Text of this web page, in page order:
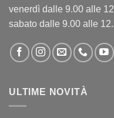
venerdì dalle 9.00 alle
sabato dalle 9.00 alle
ULTIME NOVITÀ